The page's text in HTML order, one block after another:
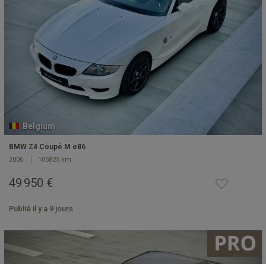
Belgium
BMW Z4 Coupé M e86
2006 105825 km
49 950 €
Publié il y a 9 jours